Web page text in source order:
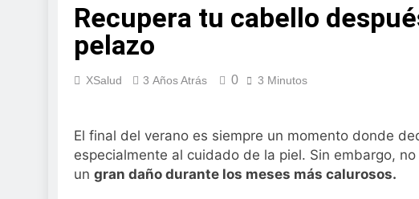
3 Días Atrás
ISDIN promueve la
La fisioterapia pediátrica
Aprobado el proyecto de
libre
2 Semanas Atrás
El Gobierno aprueba el
Recupera tu cabello
pelazo
XSalud 3 Años Atrás 0 3 Minutos
El final del verano es siempre un momento donde
especialmente al cuidado de la piel. Sin embargo,
un gran daño durante los meses más calurosos.